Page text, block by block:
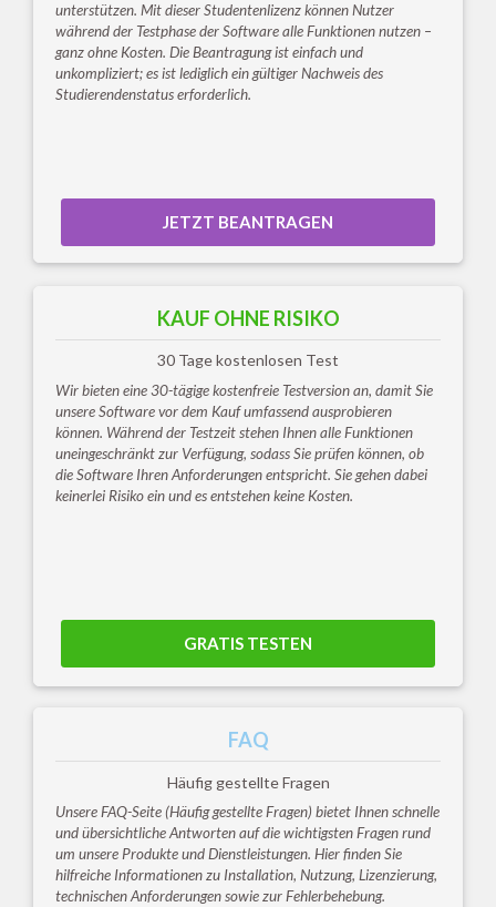
unterstützen. Mit dieser Studentenlizenz können Nutzer
während der Testphase der Software alle Funktionen nutzen –
ganz ohne Kosten. Die Beantragung ist einfach und
unkompliziert; es ist lediglich ein gültiger Nachweis des
Studierendenstatus erforderlich.
JETZT BEANTRAGEN
KAUF OHNE RISIKO
30 Tage kostenlosen Test
Wir bieten eine 30-tägige kostenfreie Testversion an, damit Sie
unsere Software vor dem Kauf umfassend ausprobieren
können. Während der Testzeit stehen Ihnen alle Funktionen
uneingeschränkt zur Verfügung, sodass Sie prüfen können, ob
die Software Ihren Anforderungen entspricht. Sie gehen dabei
keinerlei Risiko ein und es entstehen keine Kosten.
GRATIS TESTEN
FAQ
Häufig gestellte Fragen
Unsere FAQ-Seite (Häufig gestellte Fragen) bietet Ihnen schnelle
und übersichtliche Antworten auf die wichtigsten Fragen rund
um unsere Produkte und Dienstleistungen. Hier finden Sie
hilfreiche Informationen zu Installation, Nutzung, Lizenzierung,
technischen Anforderungen sowie zur Fehlerbehebung.